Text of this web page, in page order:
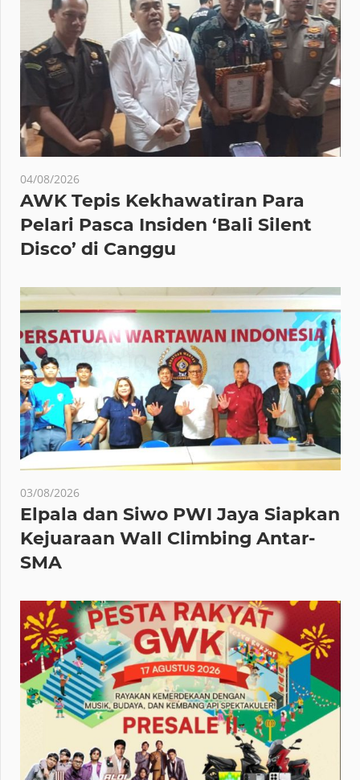
04/08/2026
AWK Tepis Kekhawatiran Para
Pelari Pasca Insiden ‘Bali Silent
Disco’ di Canggu
03/08/2026
Elpala dan Siwo PWI Jaya Siapkan
Kejuaraan Wall Climbing Antar-
SMA